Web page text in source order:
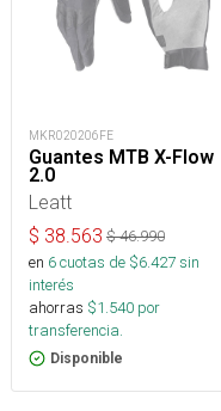
MKR020206FE
Guantes MTB X-Flow
2.0
Leatt
$ 38.563 $46.990
en 6cuotas de $6.427sin
interés
ahorras $1.540 por
transferencia.
Disponible